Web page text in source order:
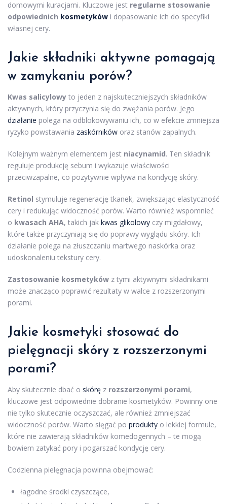
domowymi kuracjami. Kluczowe jest regularne stosowanie
odpowiednich kosmetyków i dopasowanie ich do specyfiki
własnej cery.
Jakie składniki aktywne pomagają
w zamykaniu porów?
Kwas salicylowy to jeden z najskuteczniejszych składników
aktywnych, który przyczynia się do zwężania porów. Jego
działanie polega na odblokowywaniu ich, co w efekcie zmniejsza
ryzyko powstawania zaskórników oraz stanów zapalnych.
Kolejnym ważnym elementem jest niacynamid. Ten składnik
reguluje produkcję sebum i wykazuje właściwości
przeciwzapalne, co pozytywnie wpływa na kondycję skóry.
Retinol stymuluje regenerację tkanek, zwiększając elastyczność
cery i redukując widoczność porów. Warto również wspomnieć
o kwasach AHA, takich jak kwas glikolowy czy migdałowy,
które także przyczyniają się do poprawy wyglądu skóry. Ich
działanie polega na złuszczaniu martwego naskórka oraz
udoskonaleniu tekstury cery.
Zastosowanie kosmetyków z tymi aktywnymi składnikami
może znacząco poprawić rezultaty w walce z rozszerzonymi
porami.
Jakie kosmetyki stosować do
pielęgnacji skóry z rozszerzonymi
porami?
Aby skutecznie dbać o skórę z rozszerzonymi porami,
kluczowe jest odpowiednie dobranie kosmetyków. Powinny one
nie tylko skutecznie oczyszczać, ale również zmniejszać
widoczność porów. Warto sięgać po produkty o lekkiej formule,
które nie zawierają składników komedogennych – te mogą
bowiem zatykać pory i pogarszać kondycję cery.
Codzienna pielęgnacja powinna obejmować:
łagodne środki czyszczące,